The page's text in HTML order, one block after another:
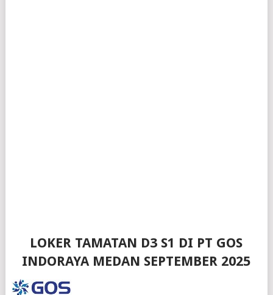
LOKER TAMATAN D3 S1 DI PT GOS
INDORAYA MEDAN SEPTEMBER 2025